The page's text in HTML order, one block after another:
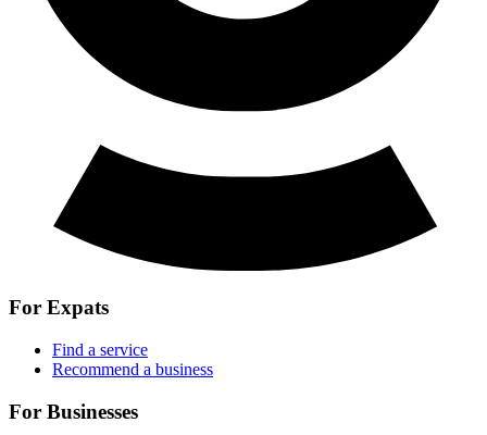
For Expats
Find a service
Recommend a business
For Businesses